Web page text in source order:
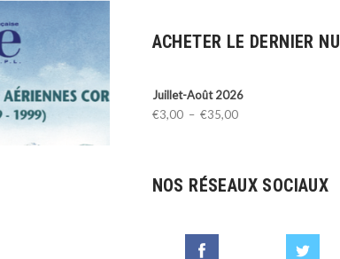
ACHETER LE DERNIER
Juillet-Août 2026
€3,00 – €35,00Plage
à
NOS RÉSEAUX SOCIAUX